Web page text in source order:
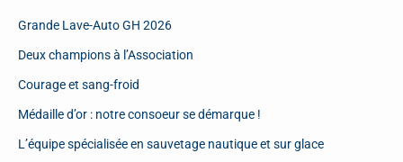
Grande Lave-Auto GH 2026
Deux champions à l’Association
Courage et sang-froid
Médaille d’or : notre consoeur se démarque !
L’équipe spécialisée en sauvetage nautique et sur glace